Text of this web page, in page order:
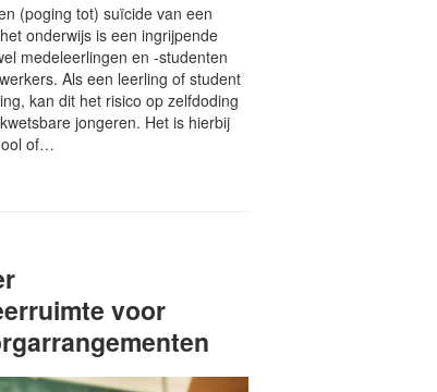
(poging tot) suïcide van een
onderwijs is een ingrijpende
medeleerlingen en -studenten
Als een leerling of student
kan dit het risico op zelfdoding
jongeren. Het is hierbij
of…
voor